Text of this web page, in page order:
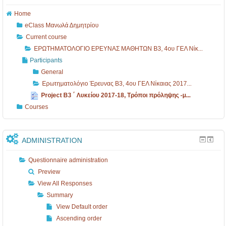
Home
eClass Μανωλά Δημητρίου
Current course
ΕΡΩΤΗΜΑΤΟΛΟΓΙΟ ΕΡΕΥΝΑΣ ΜΑΘΗΤΩΝ B3, 4ου ΓΕΛ Νίκ...
Participants
General
Ερωτηματολόγιο Έρευνας B3, 4ου ΓΕΛ Νίκαιας 2017...
Project Β3 ΄ Λυκείου 2017-18, Τρόποι πρόληψης -μ...
Courses
ADMINISTRATION
Questionnaire administration
Preview
View All Responses
Summary
View Default order
Ascending order